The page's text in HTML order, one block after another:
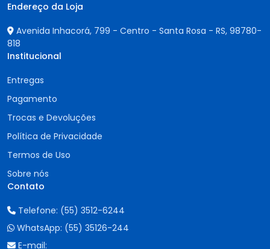
Endereço da Loja
Avenida Inhacorá, 799 - Centro - Santa Rosa - RS, 98780-
818
Institucional
Entregas
Pagamento
Trocas e Devoluções
Política de Privacidade
Termos de Uso
Sobre nós
Contato
Telefone: (55) 3512-6244
WhatsApp: (55) 35126-244
E-mail: